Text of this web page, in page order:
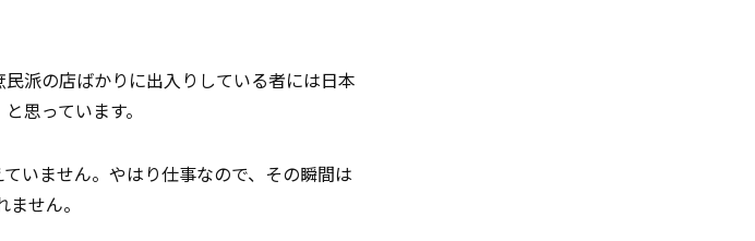
派の店ばかりに出入りしている者には日本
思っています。
いません。やはり仕事なので、その瞬間は
せん。